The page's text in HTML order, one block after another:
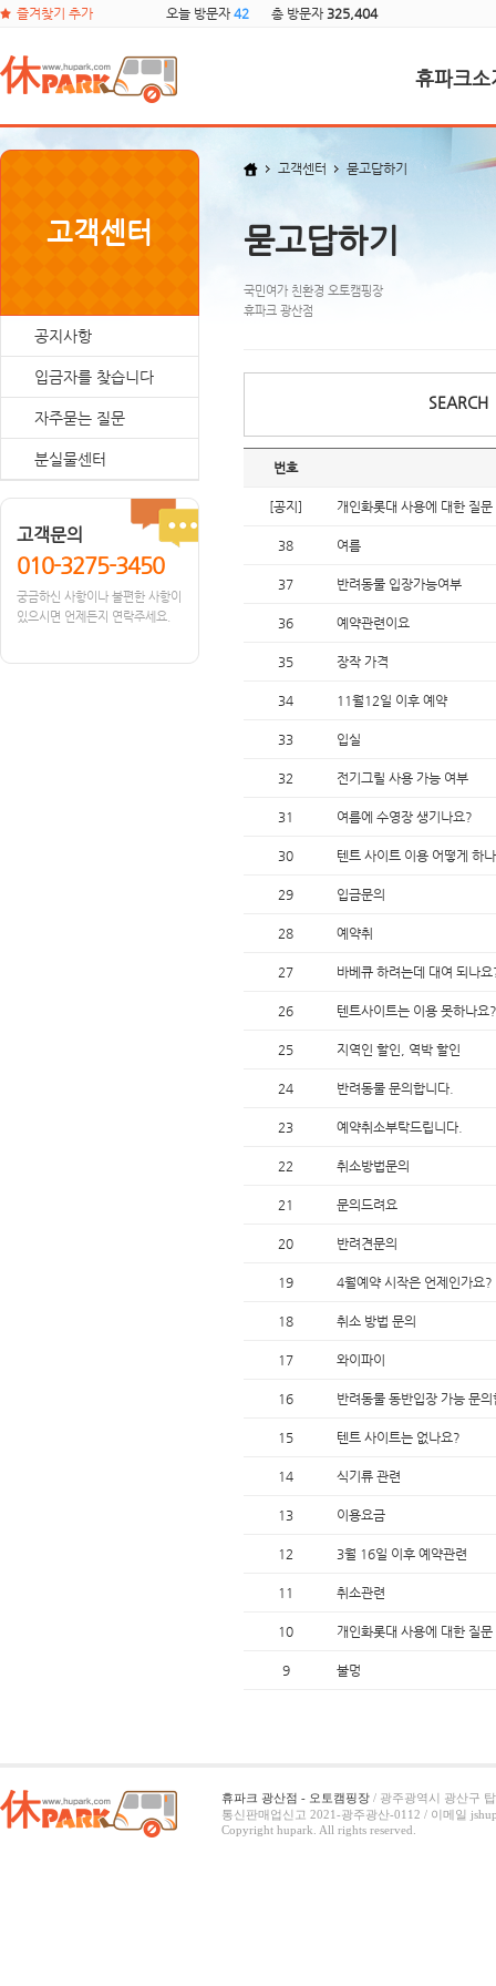
즐겨찾기 추가 오늘 방문자 42 총 방문자 325,404
휴파크소
고객센터
공지사항
입금자를 찾습니다
자주묻는 질문
분실물센터
고객문의
010-3275-3450
궁금하신 사항이나 불편한 사항이
있으시면 언제든지 연락주세요.
고객센터 묻고답하기
묻고답하기
국민여가 친환경 오토캠핑장
휴파크 광산점
SEARCH
번호
[공지] 개인화롯대 사용에 대한 질문
38 여름
37 반려동물 입장가능여부
36 예약관련이요
35 장작 가격
34 11월12일 이후 예약
33 입실
32 전기그릴 사용 가능 여부
31 여름에 수영장 생기나요?
30 텐트 사이트 이용 어떻게 하
29 입금문의
28 예약취
27 바베큐 하려는데 대여 되나요
26 텐트사이트는 이용 못하나요?
25 지역인 할인, 역박 할인
24 반려동물 문의합니다.
23 예약취소부탁드립니다.
22 취소방법문의
21 문의드려요
20 반려견문의
19 4월예약 시작은 언제인가요?
18 취소 방법 문의
17 와이파이
16 반려동물 동반입장 가능 문
15 텐트 사이트는 없나요?
14 식기류 관련
13 이용요금
12 3월 16일 이후 예약관련
11 취소관련
10 개인화롯대 사용에 대한 질문
9 불멍
휴파크 광산점 - 오토캠핑장 / 광주광역시 광산구
통신판매업신고 2021-광주광산-0112 / 이메일
Copyright hupark. All rights reserved.